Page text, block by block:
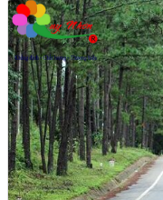
du thuyền